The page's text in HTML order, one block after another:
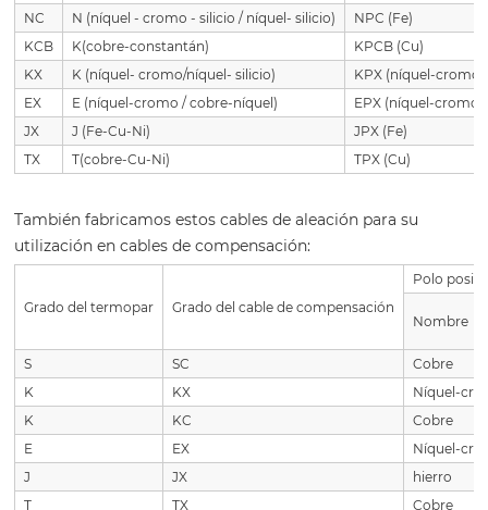
NC
N (níquel - cromo - silicio / níquel- silicio)
NPC (Fe)
KCB
K(cobre-constantán)
KPCB (Cu)
KX
K (níquel- cromo/níquel- silicio)
KPX (níquel-cromo)
EX
E (níquel-cromo / cobre-níquel)
EPX (níquel-cromo)
JX
J (Fe-Cu-Ni)
JPX (Fe)
TX
T(cobre-Cu-Ni) TPX (Cu)
También fabricamos estos cables de aleación para su
utilización en cables de compensación:
Grado del termopar Grado del cable de compensación
Polo
Nombre
S SC
Cobre
K
KX
Níquel-
K
KC
Cobre
E
EX
Níquel-
J
JX
hierro
T
TX Cobre